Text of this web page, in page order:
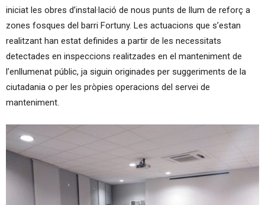
iniciat les obres d’instal·lació de nous punts de llum de reforç a
zones fosques del barri Fortuny. Les actuacions que s’estan
realitzant han estat definides a partir de les necessitats
detectades en inspeccions realitzades en el manteniment de
l’enllumenat públic, ja siguin originades per suggeriments de la
ciutadania o per les pròpies operacions del servei de
manteniment.